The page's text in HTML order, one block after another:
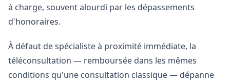
à charge, souvent alourdi par les dépassements
d'honoraires.
À défaut de spécialiste à proximité immédiate, la
téléconsultation — remboursée dans les mêmes
conditions qu'une consultation classique — dépanne